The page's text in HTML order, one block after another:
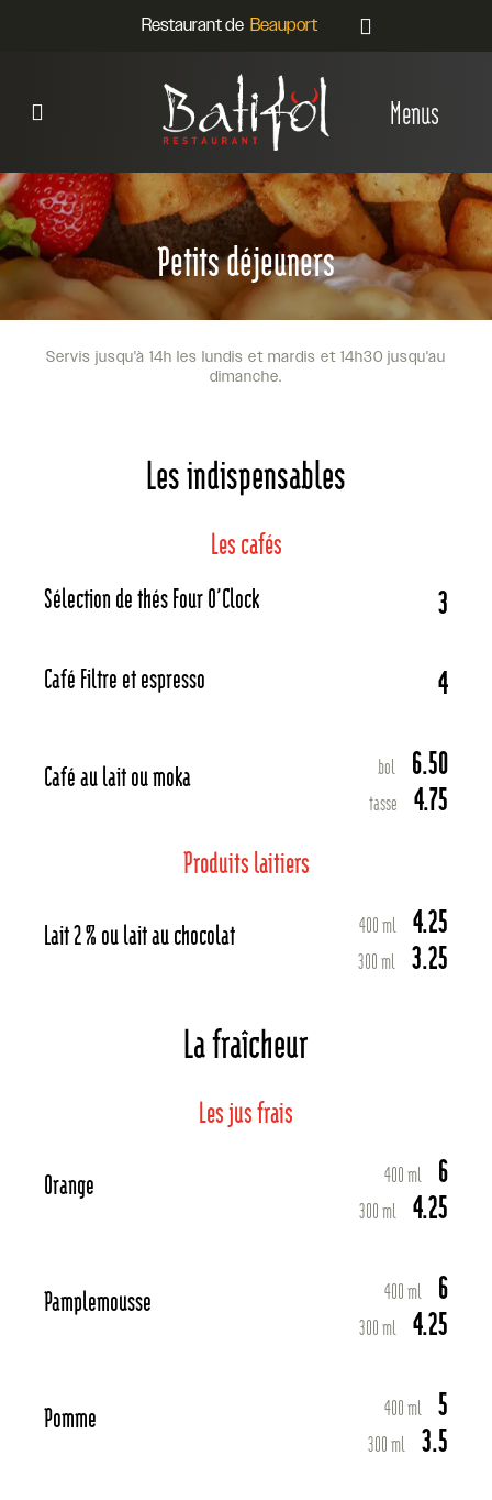
Restaurant de
Menus
Petits déjeuners
Servis jusqu'à 14h les lundis et mardis et 14h30 jusqu'au
dimanche.
Les indispensables
Les cafés
Sélection de thés Four O’Clock 3
Café Filtre et espresso 4
Café au lait ou moka bol 6.50
tasse 4.75
Produits laitiers
Lait 2 % ou lait au chocolat 400 ml 4.25
300 ml 3.25
La fraîcheur
Les jus frais
Orange 400 ml 6
300 ml 4.25
Pamplemousse 400 ml 6
300 ml 4.25
Pomme 400 ml 5
300 ml 3.5